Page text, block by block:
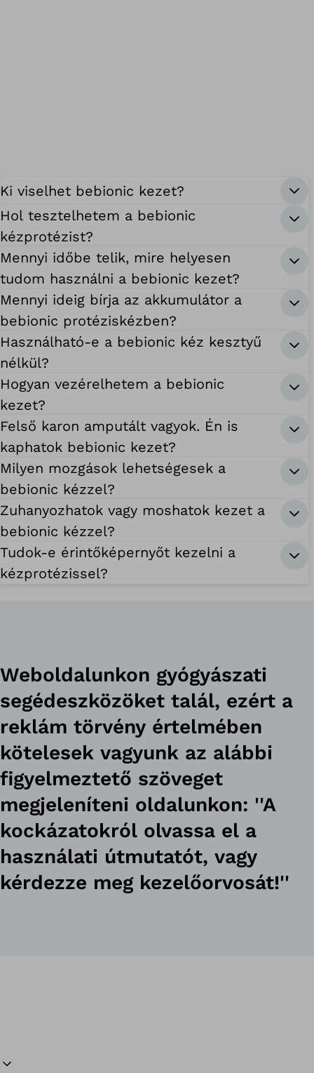
Ki viselhet bebionic kezet?
Hol tesztelhetem a bebionic
kézprotézist?
Mennyi időbe telik, mire helyesen
tudom használni a bebionic kezet?
Mennyi ideig bírja az akkumulátor a
bebionic protéziskézben?
Használható-e a bebionic kéz kesztyű
nélkül?
Hogyan vezérelhetem a bebionic
kezet?
Felső karon amputált vagyok. Én is
kaphatok bebionic kezet?
Milyen mozgások lehetségesek a
bebionic kézzel?
Zuhanyozhatok vagy moshatok kezet a
bebionic kézzel?
Tudok-e érintőképernyőt kezelni a
kézprotézissel?
Weboldalunkon gyógyászati
segédeszközöket talál, ezért a
reklám törvény értelmében
kötelesek vagyunk az alábbi
figyelmeztető szöveget
megjeleníteni oldalunkon: ''A
kockázatokról olvassa el a
használati útmutatót, vagy
kérdezze meg kezelőorvosát!''